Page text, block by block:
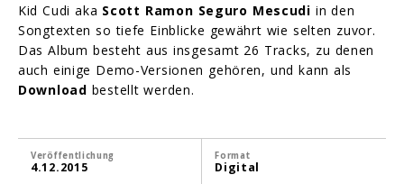
Kid Cudi aka Scott Ramon Seguro Mescudi in den
Songtexten so tiefe Einblicke gewährt wie selten zuvor.
Das Album besteht aus insgesamt 26 Tracks, zu denen
auch einige Demo-Versionen gehören, und kann als
Download bestellt werden.
Veröffentlichung
4.12.2015
Format
Digital